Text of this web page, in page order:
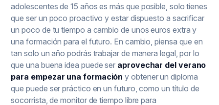
adolescentes de 15 años es más que posible, solo tienes
que ser un poco proactivo y estar dispuesto a sacrificar
un poco de tu tiempo a cambio de unos euros extra y
una formación para el futuro. En cambio, piensa que en
tan solo un año podrás trabajar de manera legal, por lo
que una buena idea puede ser aprovechar del verano
para empezar una formación y obtener un diploma
que puede ser práctico en un futuro, como un título de
socorrista, de monitor de tiempo libre para